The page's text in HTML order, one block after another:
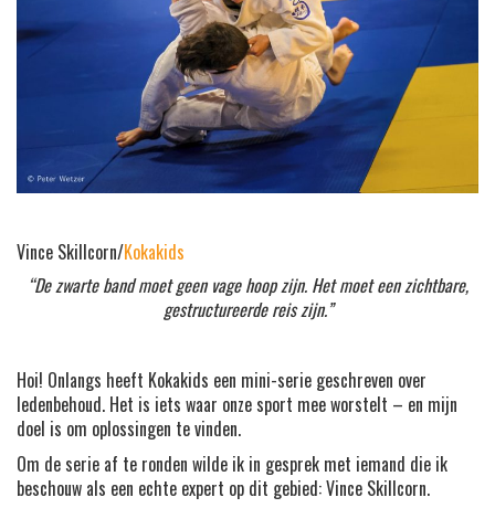
Vince Skillcorn/Kokakids
“De zwarte band moet geen vage hoop zijn. Het moet een zichtbare,
gestructureerde reis zijn.”
Hoi! Onlangs heeft Kokakids een mini-serie geschreven over
ledenbehoud. Het is iets waar onze sport mee worstelt – en mijn
doel is om oplossingen te vinden.
Om de serie af te ronden wilde ik in gesprek met iemand die ik
beschouw als een echte expert op dit gebied:Vince Skillcorn.